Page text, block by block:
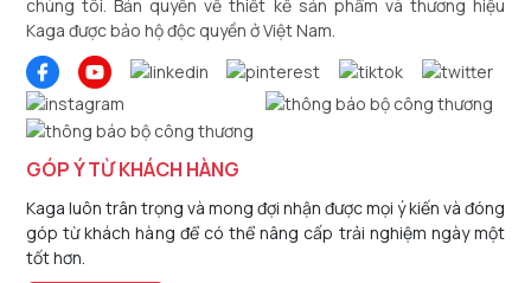
chúng tôi. Bản quyền về thiết kế sản phẩm và thương hiệu
Kaga được bảo hộ độc quyền ở Việt Nam.
GÓP Ý TỪ KHÁCH HÀNG
Kaga luôn trân trọng và mong đợi nhận được mọi ý kiến và đóng
góp từ khách hàng để có thể nâng cấp trải nghiệm ngày một
tốt hơn.